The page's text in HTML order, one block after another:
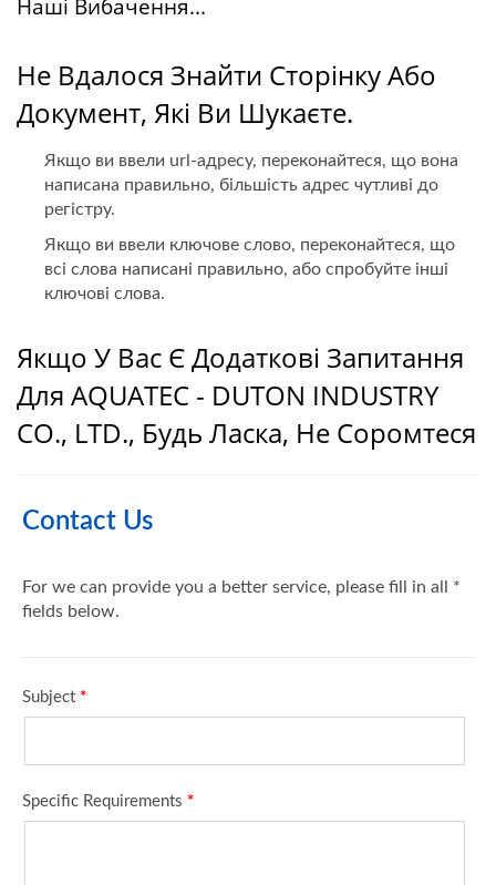
Наші Вибачення...
Не Вдалося Знайти Сторінку Або
Документ, Які Ви Шукаєте.
Якщо ви ввели url-адресу, переконайтеся, що вона
написана правильно, більшість адрес чутливі до
регістру.
Якщо ви ввели ключове слово, переконайтеся, що
всі слова написані правильно, або спробуйте інші
ключові слова.
Якщо У Вас Є Додаткові Запитання
Для AQUATEC - DUTON INDUSTRY
CO., LTD., Будь Ласка, Не Соромтеся